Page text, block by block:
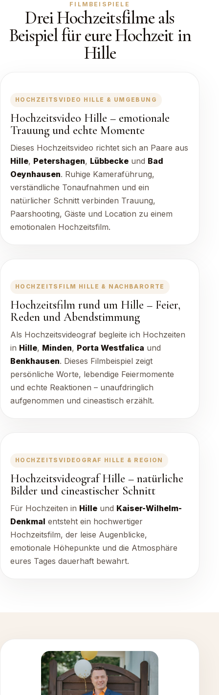
FILMBEISPIELE
Drei Hochzeitsfilme als
Beispiel für eure Hochzeit in
Hille
HOCHZEITSVIDEO HILLE & UMGEBUNG
Hochzeitsvideo Hille – emotionale
Trauung und echte Momente
Dieses Hochzeitsvideo richtet sich an Paare aus
Hille, Petershagen, Lübbecke und Bad
Oeynhausen. Ruhige Kameraführung,
verständliche Tonaufnahmen und ein
natürlicher Schnitt verbinden Trauung,
Paarshooting, Gäste und Location zu einem
emotionalen Hochzeitsfilm.
HOCHZEITSFILM HILLE & NACHBARORTE
Hochzeitsfilm rund um Hille – Feier,
Reden und Abendstimmung
Als Hochzeitsvideograf begleite ich Hochzeiten
in Hille, Minden, Porta Westfalica und
Benkhausen. Dieses Filmbeispiel zeigt
persönliche Worte, lebendige Feiermomente
und echte Reaktionen – unaufdringlich
aufgenommen und cineastisch erzählt.
HOCHZEITSVIDEOGRAF HILLE & REGION
Hochzeitsvideograf Hille – natürliche
Bilder und cineastischer Schnitt
Für Hochzeiten in Hille und Kaiser-Wilhelm-
Denkmal entsteht ein hochwertiger
Hochzeitsfilm, der leise Augenblicke,
emotionale Höhepunkte und die Atmosphäre
eures Tages dauerhaft bewahrt.